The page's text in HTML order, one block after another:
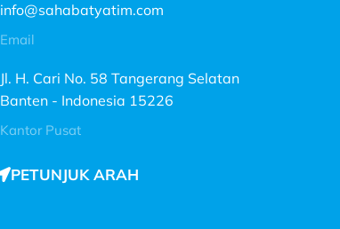
info@sahabatyatim.com
Email
Jl. H. Cari No. 58 Tangerang Selatan
Banten - Indonesia 15226
Kantor Pusat
PETUNJUK ARAH